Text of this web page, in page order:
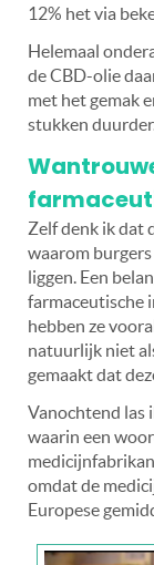
12% het via
Helemaal
de CBD-olie
met het gemak
stukken
Zelf denk ik dat
waarom
liggen. Een
farmaceutische
hebben ze
natuurlijk niet
gemaakt dat
Vanochtend las
waarin een
omdat de
Europese